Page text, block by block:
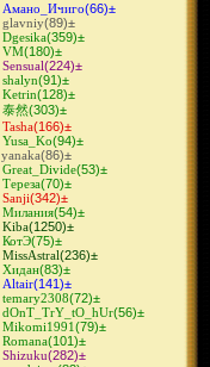
Амано_Ичиго(66)±
glavniy(89)±
Dgesika(359)±
VM(180)±
Sensual(224)±
shalyn(91)±
Ketrin(128)±
泰然(303)±
Tasha(166)±
Yusa_Ko(94)±
yanaka(86)±
Great_Divide(53)±
Тереза(70)±
Sanji(342)±
Милания(54)±
Kiba(1250)±
КотЭ(75)±
MissAstral(236)±
Хидан(83)±
Altair(141)±
temary2308(72)±
dOnT_TrY_tO_hUr(56)±
Mikomi1991(79)±
Romana(101)±
Shizuku(282)±